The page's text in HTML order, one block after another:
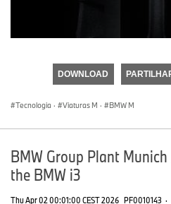
DOWNLOAD
Tecnologia · Viaturas M · BMW M
BMW Group Plant
the BMW i3
Thu Apr 02 00:01:00 CEST 2026 PF0010143 ·